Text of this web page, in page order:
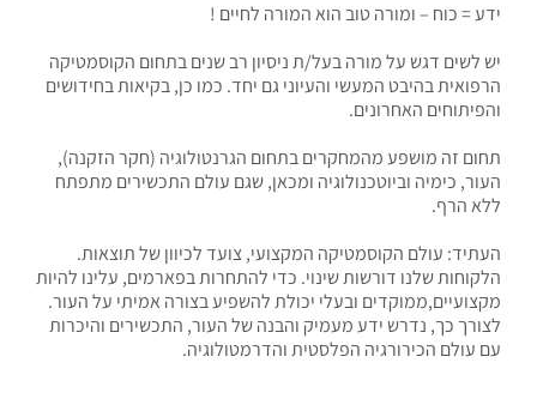
ידע = כוח – ומורה טוב הוא המורה לחיים !
יש לשים דגש על מורה בעל/ת ניסיון רב שנים בתחום הקוסמטיקה
הרפואית בהיבט המעשי והעיוני גם יחד. כמו כן, בקיאות בחידושים
והפיתוחים האחרונים.
תחום זה מושפע מהמחקרים בתחום הגרנטולוגיה (חקר הזקנה),
העור, כימיה וביוטכנולוגיה ומכאן, שגם עולם התכשירים מתפתח
ללא הרף.
העתיד: עולם הקוסמטיקה המקצועי, צועד לכיוון של תוצאות.
הלקוחות שלנו דורשות שינוי. כדי להתחרות בפארמים, עלינו להיות
מקצועיים,ממוקדים ובעלי יכולת להשפיע בצורה אמיתי על העור.
לצורך כך, נדרש ידע מעמיק והבנה של העור, התכשירים והיכרות
עם עולם הכירורגיה הפלסטית והדרמטולוגיה.